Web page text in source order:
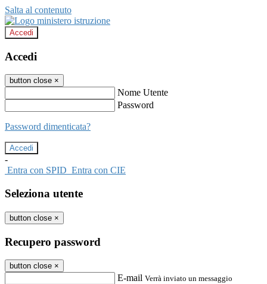
Salta al contenuto
Accedi
Accedi
button close ×
Nome Utente
Password
Password dimenticata?
-
Entra con SPID Entra con CIE
Seleziona utente
button close ×
Recupero password
button close ×
E-mail Verrà inviato un messaggio